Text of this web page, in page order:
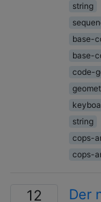
string
base-
base-
code-
string
cops-
cops-
12 Der